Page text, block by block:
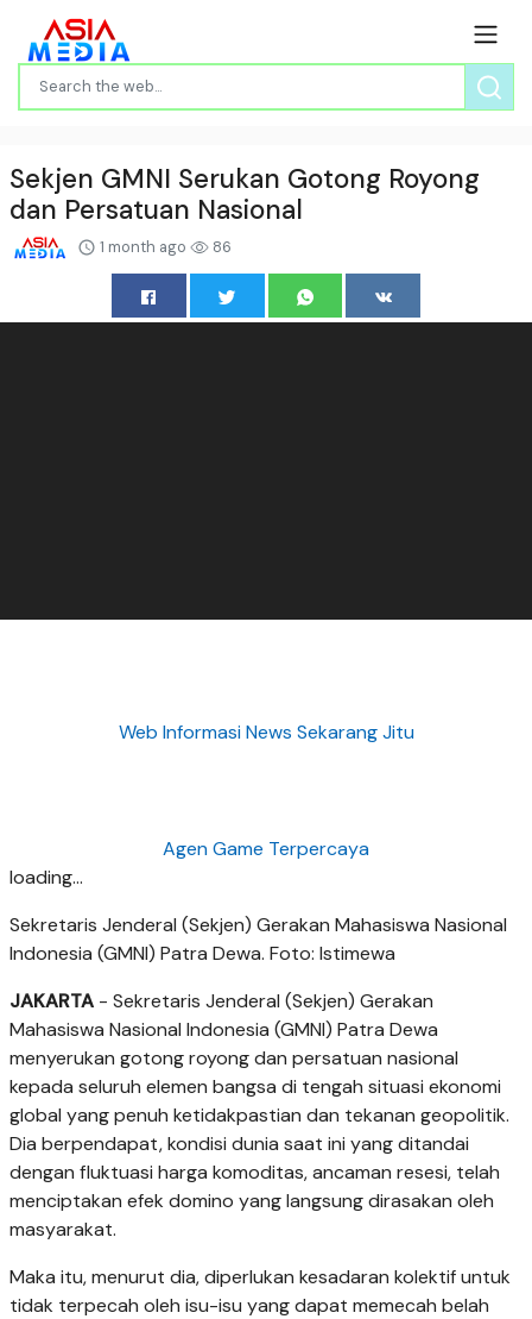
Sekjen GMNI Serukan Gotong Royong
dan Persatuan Nasional
1 month ago 86
Web Informasi News Sekarang Jitu
Agen Game Terpercaya
loading...
Sekretaris Jenderal (Sekjen) Gerakan Mahasiswa Nasional
Indonesia (GMNI) Patra Dewa. Foto: Istimewa
JAKARTA - Sekretaris Jenderal (Sekjen) Gerakan
Mahasiswa Nasional Indonesia (GMNI) Patra Dewa
menyerukan gotong royong dan persatuan nasional
kepada seluruh elemen bangsa di tengah situasi ekonomi
global yang penuh ketidakpastian dan tekanan geopolitik.
Dia berpendapat, kondisi dunia saat ini yang ditandai
dengan fluktuasi harga komoditas, ancaman resesi, telah
menciptakan efek domino yang langsung dirasakan oleh
masyarakat.
Maka itu, menurut dia, diperlukan kesadaran kolektif untuk
tidak terpecah oleh isu-isu yang dapat memecah belah